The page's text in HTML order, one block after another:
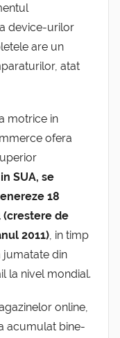
device-urilor
are un
atat
motrice in
ofera
SUA, se
18
(crestere de
2011), in timp
din
la nivel mondial.
online,
acumulat bine-